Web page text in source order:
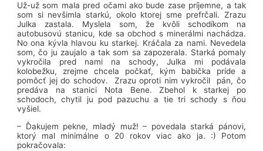
Už-už som mala pred očami ako bude zase príjemne, a tak
som si nevšimla starkú, okolo ktorej sme prefrčali. Zrazu
Julka zastala. Myslela som, že kvôli schodíkom na
autobusovú stanicu, kde sa obchod s minerálmi nachádza.
No ona kývla hlavou ku starkej. Kráčala za nami. Nevedela
som, čo ju zaujalo a tak som sa zapozerala. Starká pomaly
vykročila pred nami na schody, Julka mi podávala
kolobežku, zrejme chcela počkať, kým babička príde a
pomôcť jej do schodov. Zrazu oproti nim vykročil pán, čo
predáva na stanici Nota Bene. Zbehol k starkej po
schodoch, chytil ju pod pazuchu a tie tri schody s ňou
vyšiel.
– Ďakujem pekne, mladý muž! – povedala starká pánovi,
ktorý mal minimálne o 20 rokov viac ako ja. :) Potom
pokračovala: